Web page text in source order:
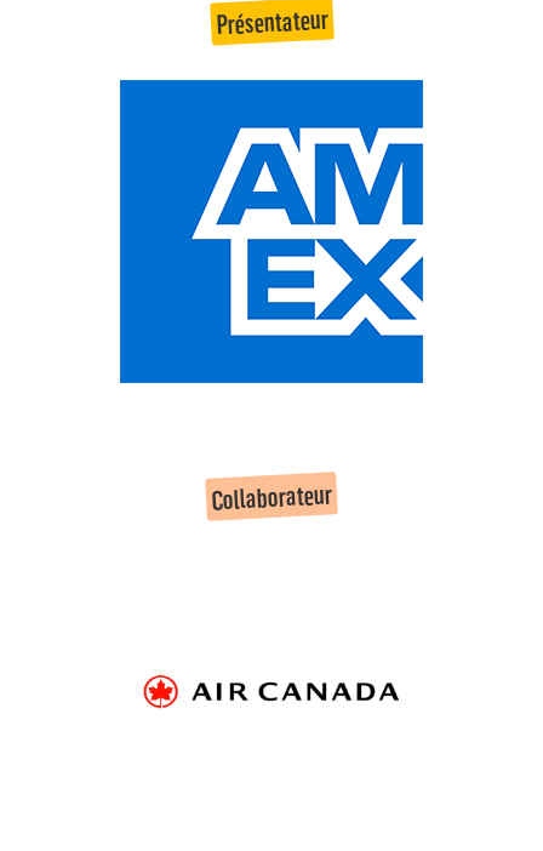
Présentateur
Collaborateur